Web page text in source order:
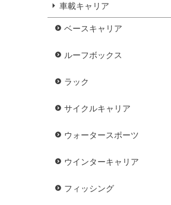
車載キャリア
ベースキャリア
ルーフボックス
ラック
サイクルキャリア
ウォータースポーツ
ウインターキャリア
フィッシング